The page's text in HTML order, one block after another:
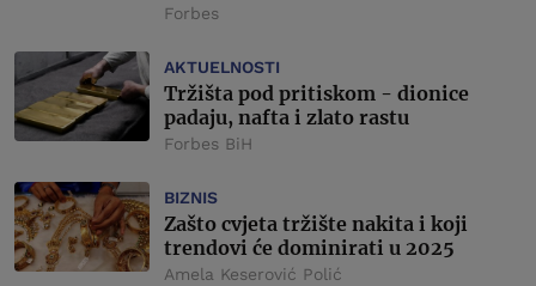
Forbes
AKTUELNOSTI
Tržišta pod pritiskom - dionice
padaju, nafta i zlato rastu
Forbes BiH
BIZNIS
Zašto cvjeta tržište nakita i koji
trendovi će dominirati u 2025
Amela Keserović Polić